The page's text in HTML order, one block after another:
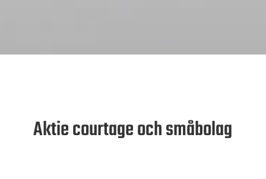
Aktie courtage och småbolag